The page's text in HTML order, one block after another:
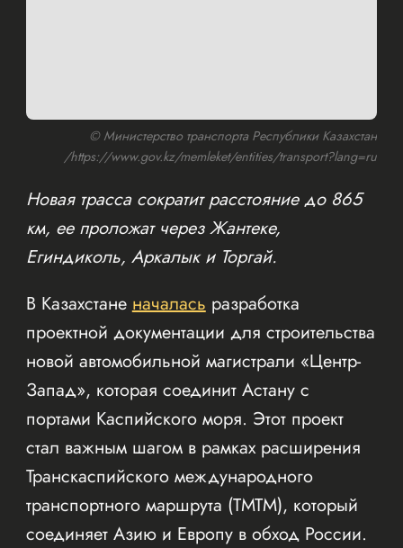
© Министерство транспорта Республики Казахстан
/https://www.gov.kz/memleket/entities/transport?lang=ru
Новая трасса сократит расстояние до 865
км, ее проложат через Жантеке,
Егиндиколь, Аркалык и Торгай.
В Казахстане началась разработка
проектной документации для строительства
новой автомобильной магистрали «Центр-
Запад», которая соединит Астану с
портами Каспийского моря. Этот проект
стал важным шагом в рамках расширения
Транскаспийского международного
транспортного маршрута (ТМТМ), который
соединяет Азию и Европу в обход России.